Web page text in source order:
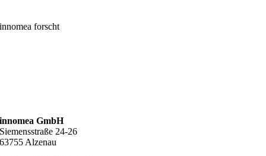
innomea forscht
innomea GmbH
Siemensstraße 24-26
63755 Alzenau